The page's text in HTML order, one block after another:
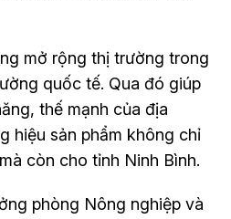
mở rộng thị trường trong
quốc tế. Qua đó giúp
thế mạnh của địa
hiệu sản phẩm không chỉ
còn cho tỉnh Ninh Bình.
phòng Nông nghiệp và